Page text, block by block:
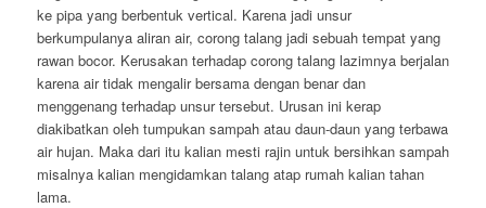
ke pipa yang berbentuk vertical. Karena jadi unsur
berkumpulanya aliran air, corong talang jadi sebuah tempat yang
rawan bocor. Kerusakan terhadap corong talang lazimnya berjalan
karena air tidak mengalir bersama dengan benar dan
menggenang terhadap unsur tersebut. Urusan ini kerap
diakibatkan oleh tumpukan sampah atau daun-daun yang terbawa
air hujan. Maka dari itu kalian mesti rajin untuk bersihkan sampah
misalnya kalian mengidamkan talang atap rumah kalian tahan
lama.